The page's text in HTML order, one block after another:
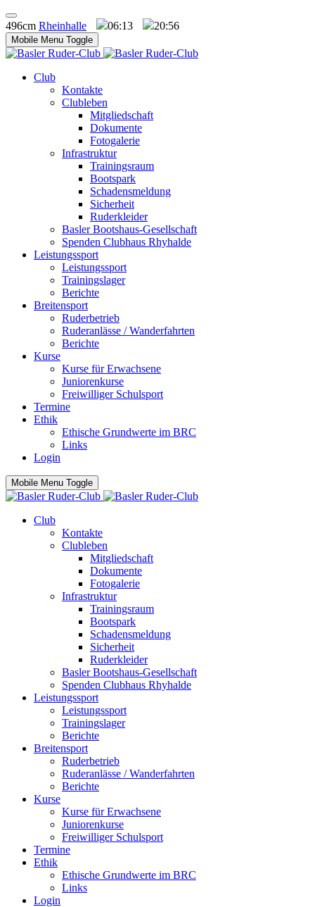
496cm Rheinhalle 06:13 20:56
Mobile Menu Toggle
Club
Kontakte
Clubleben
Mitgliedschaft
Dokumente
Fotogalerie
Infrastruktur
Trainingsraum
Bootspark
Schadensmeldung
Sicherheit
Ruderkleider
Basler Bootshaus-Gesellschaft
Spenden Clubhaus Rhyhalde
Leistungssport
Leistungssport
Trainingslager
Berichte
Breitensport
Ruderbetrieb
Ruderanlässe / Wanderfahrten
Berichte
Kurse
Kurse für Erwachsene
Juniorenkurse
Freiwilliger Schulsport
Termine
Ethik
Ethische Grundwerte im BRC
Links
Login
Mobile Menu Toggle
Club
Kontakte
Clubleben
Mitgliedschaft
Dokumente
Fotogalerie
Infrastruktur
Trainingsraum
Bootspark
Schadensmeldung
Sicherheit
Ruderkleider
Basler Bootshaus-Gesellschaft
Spenden Clubhaus Rhyhalde
Leistungssport
Leistungssport
Trainingslager
Berichte
Breitensport
Ruderbetrieb
Ruderanlässe / Wanderfahrten
Berichte
Kurse
Kurse für Erwachsene
Juniorenkurse
Freiwilliger Schulsport
Termine
Ethik
Ethische Grundwerte im BRC
Links
Login